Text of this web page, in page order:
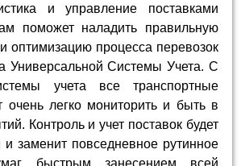
и управление поставками
поможет наладить правильную
оптимизацию процесса перевозок
Универсальной Системы Учета. С
учета все транспортные
очень легко мониторить и быть в
Контроль и учет поставок будет
заменит повседневное рутинное
быстрым занесением всей